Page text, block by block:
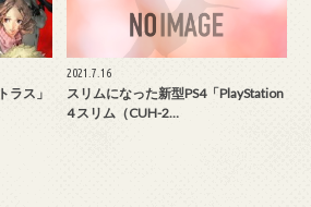
ラス」
2021.7.16
スリムになった新型PS4「PlayStation
4 スリム（CUH-2…